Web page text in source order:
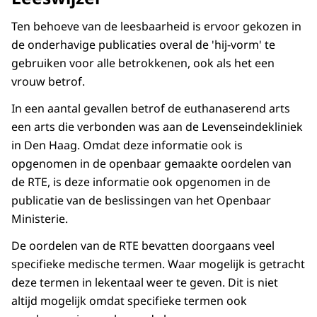
Ten behoeve van de leesbaarheid is ervoor gekozen in
de onderhavige publicaties overal de 'hij-vorm' te
gebruiken voor alle betrokkenen, ook als het een
vrouw betrof.
In een aantal gevallen betrof de euthanaserend arts
een arts die verbonden was aan de Levenseindekliniek
in Den Haag. Omdat deze informatie ook is
opgenomen in de openbaar gemaakte oordelen van
de RTE, is deze informatie ook opgenomen in de
publicatie van de beslissingen van het Openbaar
Ministerie.
De oordelen van de RTE bevatten doorgaans veel
specifieke medische termen. Waar mogelijk is getracht
deze termen in lekentaal weer te geven. Dit is niet
altijd mogelijk omdat specifieke termen ook